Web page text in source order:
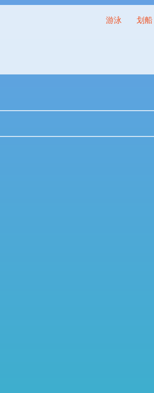
游泳 划船